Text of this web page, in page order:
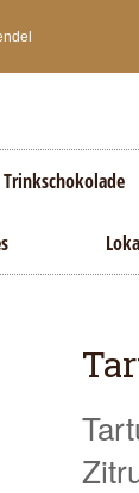
Trinkschokolade